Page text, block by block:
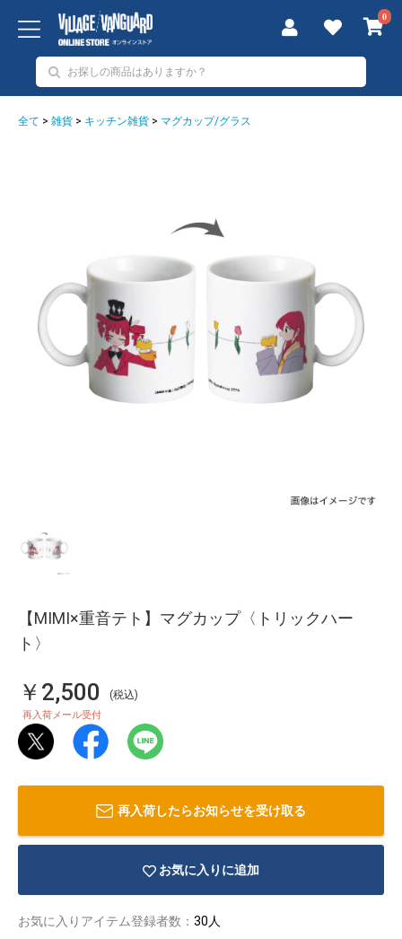
0
全て > 雑貨 > キッチン雑貨 > マグカップ/グラス
【MIMI×重音テト】マグカップ〈トリックハー
ト〉
￥2,500 (税込)
再入荷メール受付
再入荷したらお知らせを受け取る
お気に入りに追加
お気に入りアイテム登録者数： 30人